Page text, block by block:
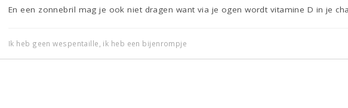
En een zonnebril mag je ook niet dragen want via je ogen wordt vitamine D in je
Ik heb geen wespentaille, ik heb een bijenrompje